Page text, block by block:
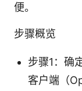
便。
步骤概览
步骤1：确
客户端（